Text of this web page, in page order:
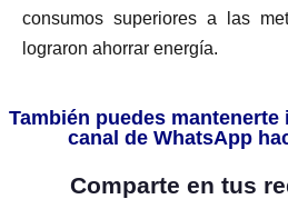
consumos superiores a las
lograron ahorrar energía.
También puedes
canal de WhatsApp
Comparte en tus